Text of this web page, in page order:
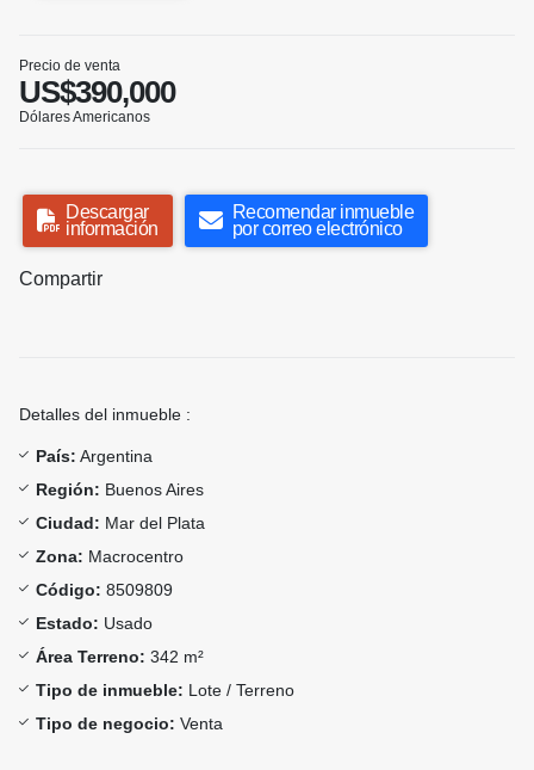
Precio de venta
US$390,000
Dólares Americanos
Descargar
información
Recomendar inmueble
por correo electrónico
Compartir
Detalles del inmueble :
País: Argentina
Región: Buenos Aires
Ciudad: Mar del Plata
Zona: Macrocentro
Código: 8509809
Estado: Usado
Área Terreno: 342 m²
Tipo de inmueble: Lote / Terreno
Tipo de negocio: Venta